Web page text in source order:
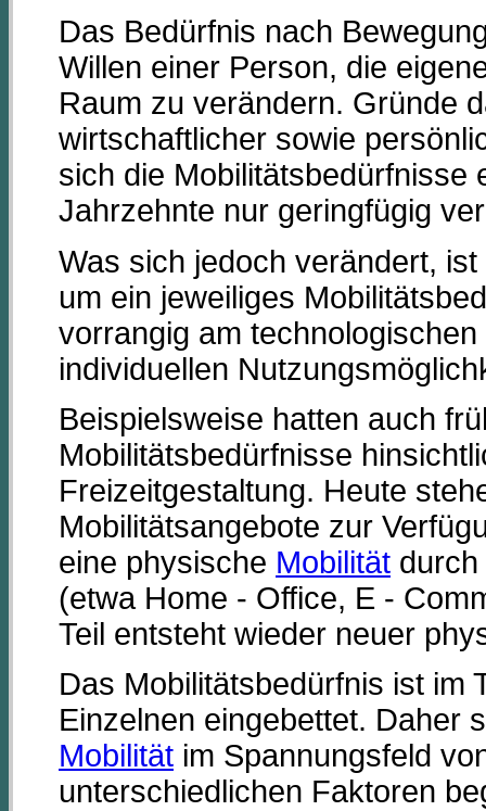
Das Bedürfnis nach
Willen einer Person, die
Raum zu verändern. Gründe
wirtschaftlicher sowie
sich die Mobilitätsbedürfnisse
Jahrzehnte nur geringfügig
Was sich jedoch verändert,
um ein jeweiliges
vorrangig am
individuellen
Beispielsweise hatten auch
Mobilitätsbedürfnisse
Freizeitgestaltung. Heute
Mobilitätsangebote zur
eine physische Mobilität
(etwa Home - Office, E -
Teil entsteht wieder neuer
Das Mobilitätsbedürfnis ist im
Einzelnen eingebettet. Daher
Mobilität im Spannungsfeld
unterschiedlichen Faktoren